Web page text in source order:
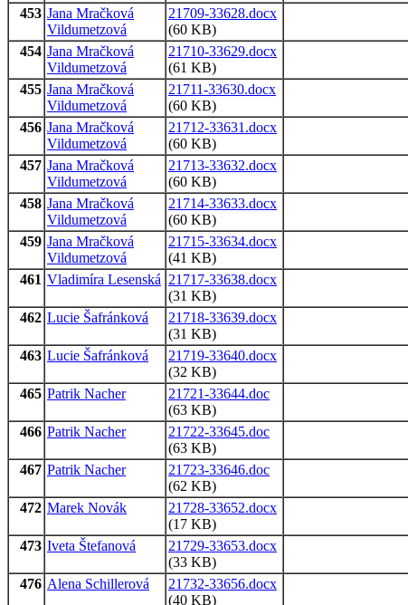
453 Jana Mračková
Vildumetzová
21709-33628.docx
(60 KB)
454 Jana Mračková
Vildumetzová
21710-33629.docx
(61 KB)
455 Jana Mračková
Vildumetzová
21711-33630.docx
(60 KB)
456 Jana Mračková
Vildumetzová
21712-33631.docx
(60 KB)
457 Jana Mračková
Vildumetzová
21713-33632.docx
(60 KB)
458 Jana Mračková
Vildumetzová
21714-33633.docx
(60 KB)
459 Jana Mračková
Vildumetzová
21715-33634.docx
(41 KB)
461 Vladimíra Lesenská 21717-33638.docx
(31 KB)
462 Lucie Šafránková
21718-33639.docx
(31 KB)
463 Lucie Šafránková
21719-33640.docx
(32 KB)
465 Patrik Nacher
21721-33644.doc
(63 KB)
466 Patrik Nacher
21722-33645.doc
(63 KB)
467 Patrik Nacher
21723-33646.doc
(62 KB)
472 Marek Novák
21728-33652.docx
(17 KB)
473 Iveta Štefanová
21729-33653.docx
(33 KB)
476 Alena Schillerová
21732-33656.docx
(40 KB)